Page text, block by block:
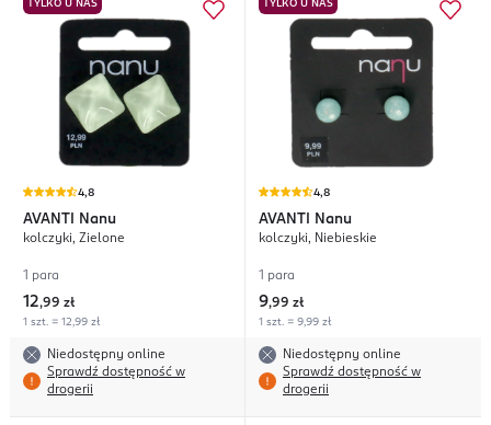
TYLKO U NAS
4,8
AVANTI Nanu
kolczyki, Zielone
1 para
12,99 zł
1 szt. = 12,99 zł
Niedostępny online
Sprawdź dostępność w
drogerii
TYLKO U NAS
4,8
AVANTI Nanu
kolczyki, Niebieskie
1 para
9,99 zł
1 szt. = 9,99 zł
Niedostępny online
Sprawdź dostępność w
drogerii